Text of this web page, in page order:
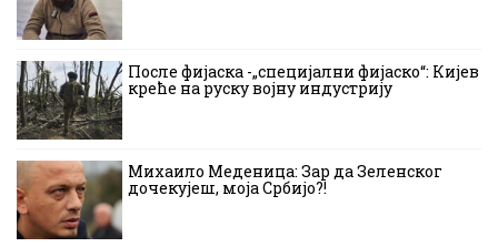
После фијаска -„специјални фијаско“: Кијев
креће на руску војну индустрију
Михаило Меденица: Зар да Зеленског
дочекујеш, моја Србијо?!